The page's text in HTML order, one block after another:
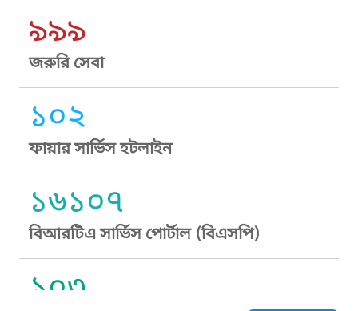
৯৯৯
জরুরি সেবা
১০২
ফায়ার সার্ভিস হটলাইন
১৬১০৭
বিআরটিএ সার্ভিস পোর্টাল (বিএসপি)
১০৩